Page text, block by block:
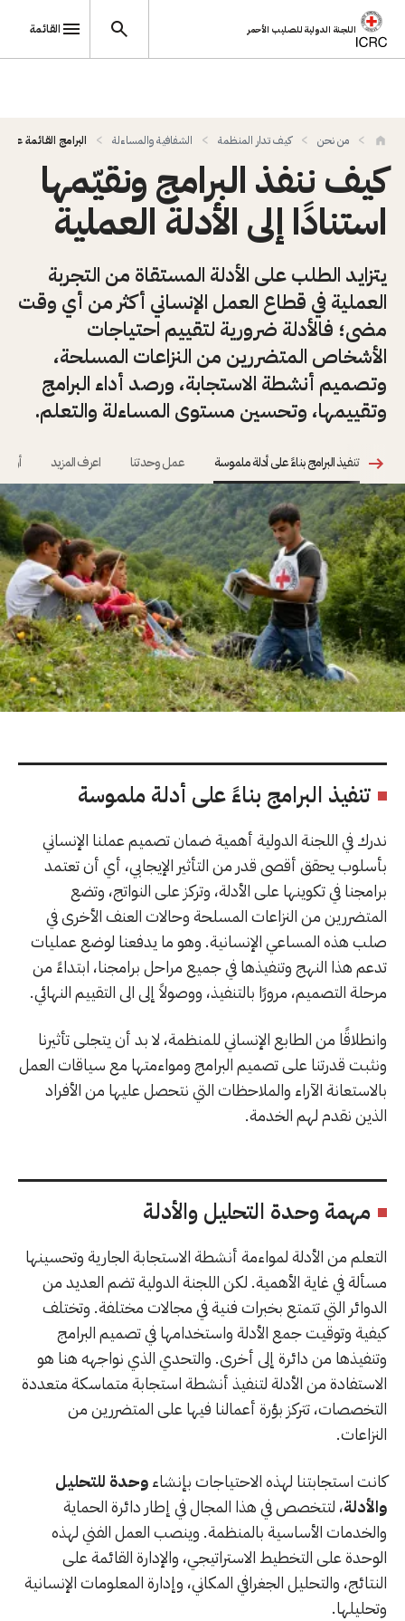
تجاوز إلى المحتوى الرئيسي
اللجنة الدولية للصليب الأحمر القائمة
من نحن كيف تدار المنظمة الشفافية والمساءلة البرامج القائمة على
كيف ننفذ البرامج ونقيّمها
استنادًا إلى الأدلة العملية
يتزايد الطلب على الأدلة المستقاة من التجربة
العملية في قطاع العمل الإنساني أكثر من أي وقت
مضى؛ فالأدلة ضرورية لتقييم احتياجات
الأشخاص المتضررين من النزاعات المسلحة،
وتصميم أنشطة الاستجابة، ورصد أداء البرامج
وتقييمها، وتحسين مستوى المساءلة والتعلم.
تنفيذ البرامج بناءً على أدلة ملموسة عمل وحدتنا اعرف المزيد
تنفيذ البرامج بناءً على أدلة ملموسة
ندرك في اللجنة الدولية أهمية ضمان تصميم عملنا الإنساني
بأسلوب يحقق أقصى قدر من التأثير الإيجابي، أي أن تعتمد
برامجنا في تكوينها على الأدلة، وتركز على النواتج، وتضع
المتضررين من النزاعات المسلحة وحالات العنف الأخرى في
صلب هذه المساعي الإنسانية. وهو ما يدفعنا لوضع عمليات
تدعم هذا النهج وتنفيذها في جميع مراحل برامجنا، ابتداءً من
مرحلة التصميم، مرورًا بالتنفيذ، ووصولاً إلى الى التقييم النهائي.
وانطلاقًا من الطابع الإنساني للمنظمة، لا بد أن يتجلى تأثيرنا
ونثبت قدرتنا على تصميم البرامج ومواءمتها مع سياقات العمل
بالاستعانة الآراء والملاحظات التي نتحصل عليها من الأفراد
الذين نقدم لهم الخدمة.
مهمة وحدة التحليل والأدلة
التعلم من الأدلة لمواءمة أنشطة الاستجابة الجارية وتحسينها
مسألة في غاية الأهمية. لكن اللجنة الدولية تضم العديد من
الدوائر التي تتمتع بخبرات فنية في مجالات مختلفة. وتختلف
كيفية وتوقيت جمع الأدلة واستخدامها في تصميم البرامج
وتنفيذها من دائرة إلى أخرى. والتحدي الذي نواجهه هنا هو
الاستفادة من الأدلة لتنفيذ أنشطة استجابة متماسكة متعددة
التخصصات، تتركز بؤرة أعمالنا فيها على المتضررين من
النزاعات.
كانت استجابتنا لهذه الاحتياجات بإنشاءوحدة للتحليل
والأدلة، لتتخصص في هذا المجال في إطار دائرة الحماية
والخدمات الأساسية بالمنظمة. وينصب العمل الفني لهذه
الوحدة على التخطيط الاستراتيجي، والإدارة القائمة على
النتائج، والتحليل الجغرافي المكاني، وإدارة المعلومات الإنسانية
وتحليلها.